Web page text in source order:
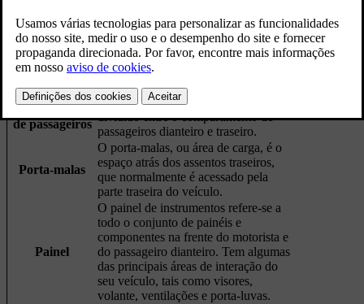
Inspeção interna
Existem alguns locais e componentes cujos nomes e localizações é
bom saber, pois são referenciados ao longo do manual.
Compartimento
de passageiros
O compartimento de passageiros é
dividido entre o compartimento de
passageiros dianteiro e traseiro.
Porta-malas
O porta-malas, ou área de carga, é o
espaço atrás dos assentos traseiros,
que normalmente é acessado pela
parte traseira do veículo.
Painel
O painel de instrumentos refere-se a
todo o conjunto de painéis e
componentes na frente do motorista e
do passageiro dianteiro. Tem algumas
das principais áreas de interação do
seu veículo, tais como visores,
volante, ventilações e porta-luvas.